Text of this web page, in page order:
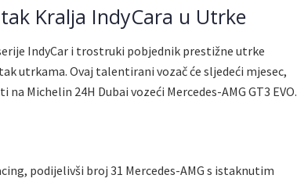
Kralja IndyCara u Utrke
IndyCar i trostruki pobjednik prestižne utrke
utrkama. Ovaj talentirani vozač će sljedeći mjesec,
Michelin 24H Dubai vozeći Mercedes-AMG GT3 EVO.
podijelivši broj 31 Mercedes-AMG s istaknutim